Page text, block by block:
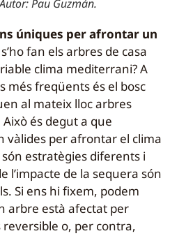
Pau Guzmán.
úniques per afrontar un
fan els arbres de casa
clima mediterrani? A
més freqüents és el bosc
al mateix lloc arbres
és degut a que
vàlides per afrontar el clima
estratègies diferents i
l’impacte de la sequera són
Si ens hi fixem, podem
arbre està afectat per
reversible o, per contra,